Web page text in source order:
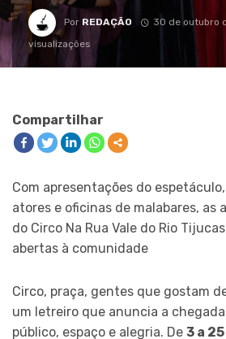
Por REDAÇÃO 30 de outubro
visualizações
Compartilhar
Com apresentações do
atores e oficinas de malabares, as
do Circo Na Rua Vale do Rio
abertas à comunidade
Circo, praça, gentes que gostam
um letreiro que anuncia a
público, espaço e alegria. De 3 a